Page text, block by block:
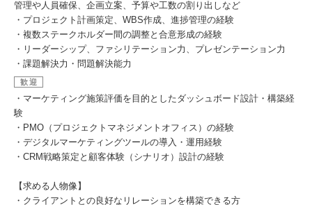
管理や人員確保、企画立案、予算や工数の割り出しなど
・プロジェクト計画策定、WBS作成、進捗管理の経験
・複数ステークホルダー間の調整と合意形成の経験
・リーダーシップ、ファシリテーション力、プレゼンテーション力
・課題解決力・問題解決能力
歓迎
・マーケティング施策評価を目的としたダッシュボード設計・構築経
験
・PMO（プロジェクトマネジメントオフィス）の経験
・デジタルマーケティングツールの導入・運用経験
・CRM戦略策定と顧客体験（シナリオ）設計の経験
【求める人物像】
・クライアントとの良好なリレーションを構築できる方